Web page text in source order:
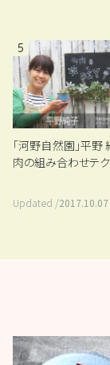
5
「河野自然園」平野
肉の組み合わせテ
Updated /2017.10.07